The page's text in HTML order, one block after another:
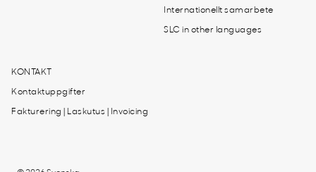
Internationellt samarbete
SLC in other languages
KONTAKT
Kontaktuppgifter
Fakturering | Laskutus | Invoicing